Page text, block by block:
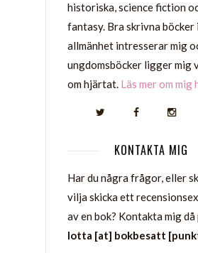
historiska, science fiction
fantasy. Bra skrivna böcker
allmänhet intresserar mig
ungdomsböcker ligger mig
om hjärtat. Läs mer om mig
KONTAKTA MIG
Har du några frågor, eller
vilja skicka ett
av en bok? Kontakta mig då
lotta [at] bokbesatt